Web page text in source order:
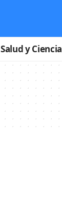
Salud y Ciencia